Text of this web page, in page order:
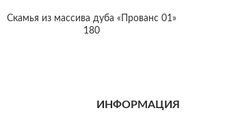
Скамья из массива дуба «Прованс 01»
180
ИНФОРМАЦИЯ